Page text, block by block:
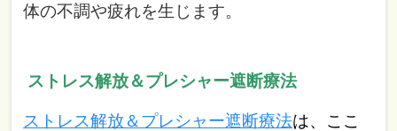
体の不調や疲れを生じます。
ス トレス解放＆プレシャー遮断療法
ストレス解放＆プレシャー遮断療法は、ここ